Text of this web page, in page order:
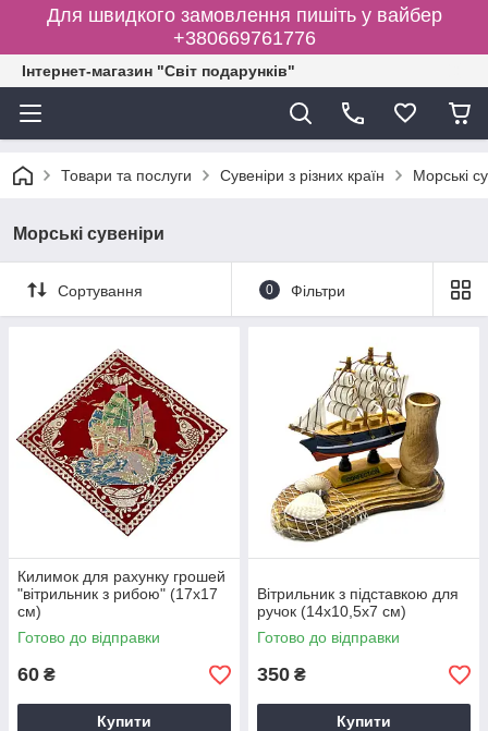
Для швидкого замовлення пишіть у вайбер
+380669761776
Інтернет-магазин "Світ подарунків"
Товари та послуги Сувеніри з різних країн Морські
Морські сувеніри
Сортування 0 Фільтри
Килимок для рахунку грошей
"вітрильник з рибою" (17х17
см)
Готово до відправки
60 ₴
Купити
Вітрильник з підставкою для
ручок (14х10,5х7 см)
Готово до відправки
350 ₴
Купити